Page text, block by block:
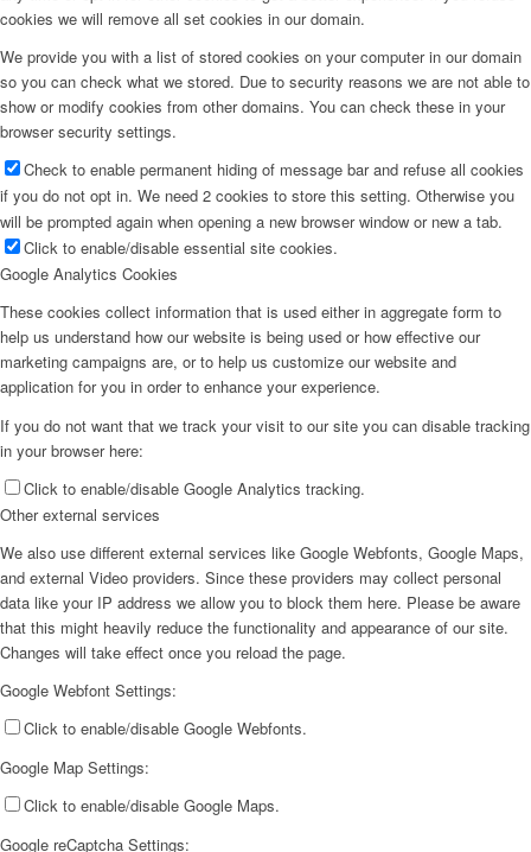
cookies we will remove all set cookies in our domain.
We provide you with a list of stored cookies on your computer in our domain
so you can check what we stored. Due to security reasons we are not able to
show or modify cookies from other domains. You can check these in your
browser security settings.
Check to enable permanent hiding of message bar and refuse all cookies
if you do not opt in. We need 2 cookies to store this setting. Otherwise you
will be prompted again when opening a new browser window or new a tab.
Click to enable/disable essential site cookies.
Google Analytics Cookies
These cookies collect information that is used either in aggregate form to
help us understand how our website is being used or how effective our
marketing campaigns are, or to help us customize our website and
application for you in order to enhance your experience.
If you do not want that we track your visit to our site you can disable tracking
in your browser here:
Click to enable/disable Google Analytics tracking.
Other external services
We also use different external services like Google Webfonts, Google Maps,
and external Video providers. Since these providers may collect personal
data like your IP address we allow you to block them here. Please be aware
that this might heavily reduce the functionality and appearance of our site.
Changes will take effect once you reload the page.
Google Webfont Settings:
Click to enable/disable Google Webfonts.
Google Map Settings:
Click to enable/disable Google Maps.
Google reCaptcha Settings: